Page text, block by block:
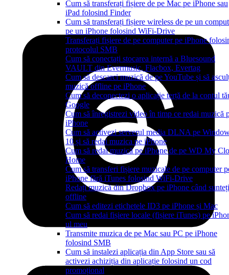
Cum să transferați fișiere de pe Mac pe iPhone sau
iPad folosind Finder
Cum să transferați fișiere wireless de pe un
pe un iPhone folosind WiFi-Drive
Transferați fișiere de pe computer pe iPhone
protocolul SMB
Cum să conectați stocarea internă a Bluesound
VAULT din Evermusic, Flacbox, Evertag
Cum să descarci muzică de pe YouTube și să
muzică offline pe iPhone
Cum să deconectezi o aplicație terță de la contul
Google
Cum să înregistrezi video în timp ce redai muzică
iPhone
Cum să activezi serverul media DLNA pe
10 și să redai muzica pe iPhone
Cum să redai muzică pe iPhone de pe WD My
Home
Cum să transferi fișiere muzicale de pe computer
iPhone fără iTunes folosind WiFi-Drive
Redați muzică din Dropbox pe iPhone când sunteți
offline
Cum să editezi etichetele ID3 pe iPhone și Mac
Cum să redai fișiere locale (fișiere iTunes) pe
ul meu
Transmite muzica de pe Mac sau PC pe iPhone
folosind SMB
Cum să instalezi aplicația din App Store sau să
activezi achiziția din aplicație folosind un cod
promoțional